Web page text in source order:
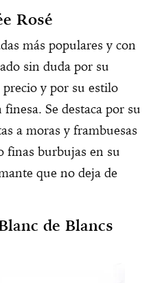
Rosé
más populares y con
sin duda por su
y por su estilo
Se destaca por su
a moras y frambuesas
finas burbujas en su
que no deja de
de Blancs